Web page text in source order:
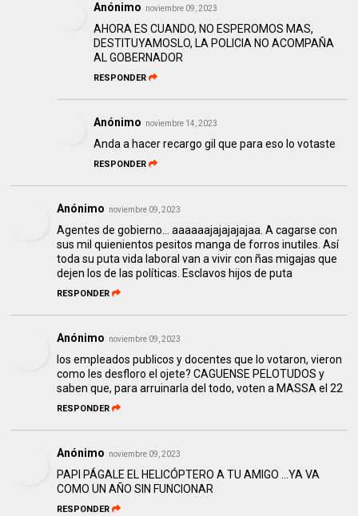
Anónimo noviembre 09, 2023
AHORA ES CUANDO, NO ESPEROMOS MAS,
DESTITUYAMOSLO, LA POLICIA NO ACOMPAÑA
AL GOBERNADOR
RESPONDER
Anónimo noviembre 14, 2023
Anda a hacer recargo gil que para eso lo votaste
RESPONDER
Anónimo noviembre 09, 2023
Agentes de gobierno... aaaaaajajajajajaa. A cagarse con
sus mil quienientos pesitos manga de forros inutiles. Así
toda su puta vida laboral van a vivir con ñas migajas que
dejen los de las políticas. Esclavos hijos de puta
RESPONDER
Anónimo noviembre 09, 2023
los empleados publicos y docentes que lo votaron, vieron
como les desfloro el ojete? CAGUENSE PELOTUDOS y
saben que, para arruinarla del todo, voten a MASSA el 22
RESPONDER
Anónimo noviembre 09, 2023
PAPI PÁGALE EL HELICÓPTERO A TU AMIGO …YA VA
COMO UN AÑO SIN FUNCIONAR
RESPONDER